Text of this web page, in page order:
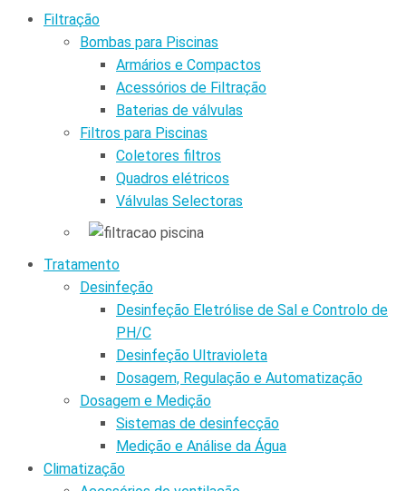
Filtração
Bombas para Piscinas
Armários e Compactos
Acessórios de Filtração
Baterias de válvulas
Filtros para Piscinas
Coletores filtros
Quadros elétricos
Válvulas Selectoras
Tratamento
Desinfeção
Desinfeção Eletrólise de Sal e Controlo de
PH/C
Desinfeção Ultravioleta
Dosagem, Regulação e Automatização
Dosagem e Medição
Sistemas de desinfecção
Medição e Análise da Água
Climatização